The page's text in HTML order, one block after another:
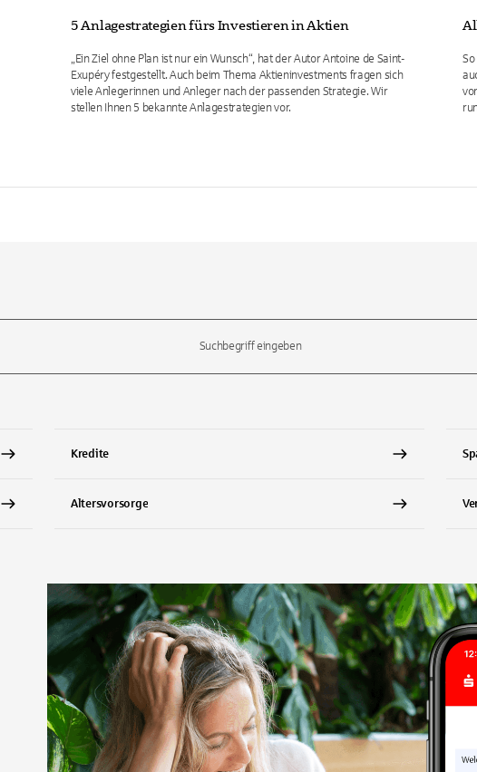
5 Anlagestrategien fürs Investieren in Aktien
„Ein Ziel ohne Plan ist nur ein Wunsch“, hat der Autor Antoine de Saint-
Exupéry festgestellt. Auch beim Thema Aktieninvestments fragen sich
viele Anlegerinnen und Anleger nach der passenden Strategie. Wir
stellen Ihnen 5 bekannte Anlagestrategien vor.
Kredite
Altersvorsorge